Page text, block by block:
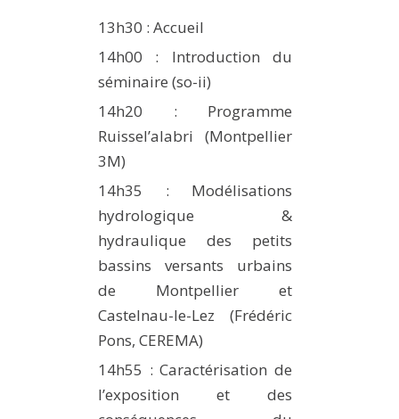
13h30 : Accueil
14h00 : Introduction du
séminaire (so-ii)
14h20 : Programme
Ruissel’alabri (Montpellier
3M)
14h35 : Modélisations
hydrologique &
hydraulique des petits
bassins versants urbains
de Montpellier et
Castelnau-le-Lez (Frédéric
Pons, CEREMA)
14h55 : Caractérisation de
l’exposition et des